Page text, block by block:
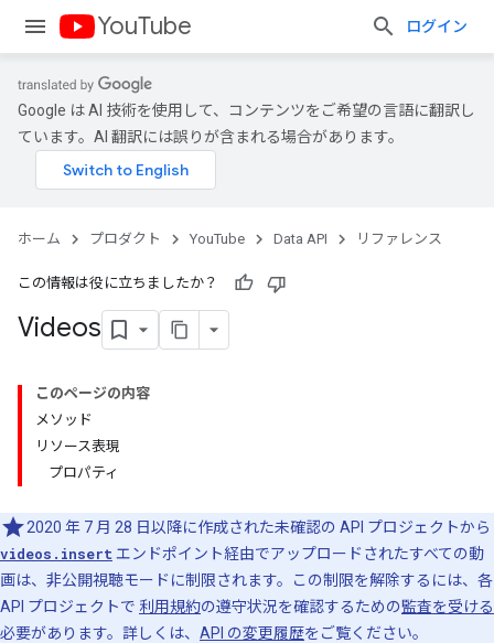
YouTube ログイン
Google は AI 技術を使用して、コンテンツをご希望の言語に翻訳し
ています。AI 翻訳には誤りが含まれる場合があります。
ホーム プロダクト YouTube Data API リファレンス
この情報は役に立ちましたか？
Videos
このページの内容
メソッド
リソース表現
プロパティ
2020 年 7 月 28 日以降に作成された未確認の API プロジェクトから
videos.insert エンドポイント経由でアップロードされたすべての動
画は、非公開視聴モードに制限されます。この制限を解除するには、各
API プロジェクトで 利用規約の遵守状況を確認するための監査を受ける
必要があります。詳しくは、 API の変更履歴をご覧ください。